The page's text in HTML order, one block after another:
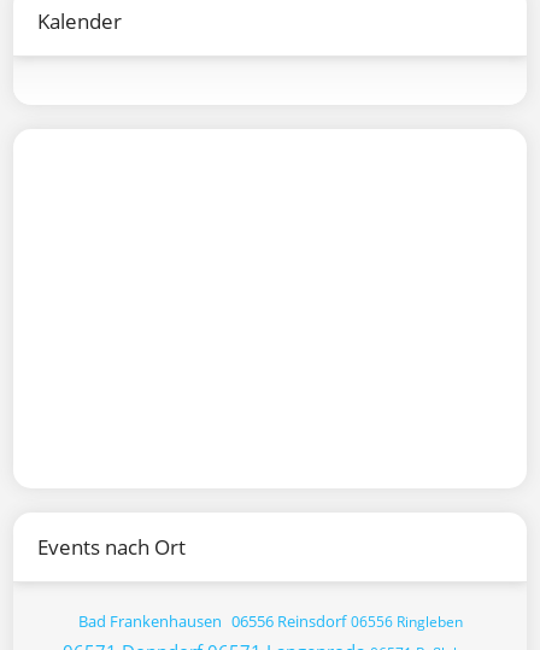
Kalender
Events nach Ort
Bad Frankenhausen 06556 Reinsdorf 06556 Ringleben